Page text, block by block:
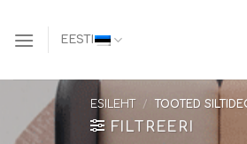
content
EESTI
ESILEHT / TOOTED
FILTREERI